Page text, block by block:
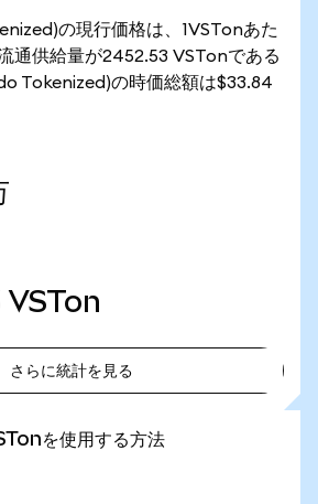
の現行価格は、1VSTonあた
通供給量が2452.53 VSTonである
Tokenized)の時価総額は$33.84
VSTon
さらに統計を見る
を使用する方法